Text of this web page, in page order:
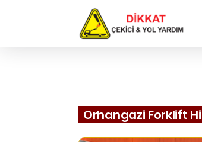
Orhangazi Forklift